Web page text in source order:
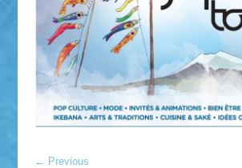
← Previous